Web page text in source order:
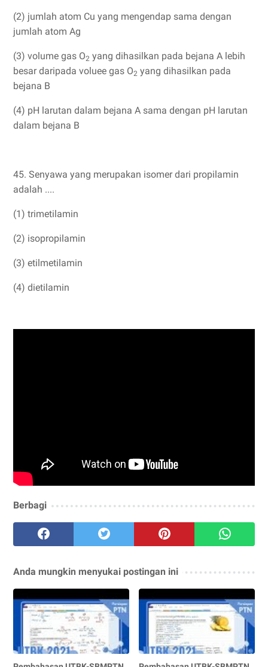
(2) jumlah atom Cu yang mengendap sama dengan
jumlah atom Ag
(3) volume gas O2 yang dihasilkan pada bejana A lebih
besar daripada voluee gas O2 yang dihasilkan pada
bejana B
(4) pH larutan dalam bejana A sama dengan pH larutan
dalam bejana B
45. Senyawa yang merupakan isomer dari propilamin
adalah ....
(1) trimetilamin
(2) isopropilamin
(3) etilmetilamin
(4) dietilamin
Berbagi
Anda mungkin menyukai postingan ini